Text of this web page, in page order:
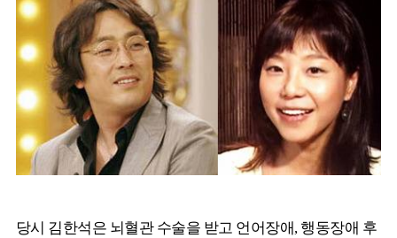
당시 김한석은 뇌혈관 수술을 받고 언어장애, 행동장애 후